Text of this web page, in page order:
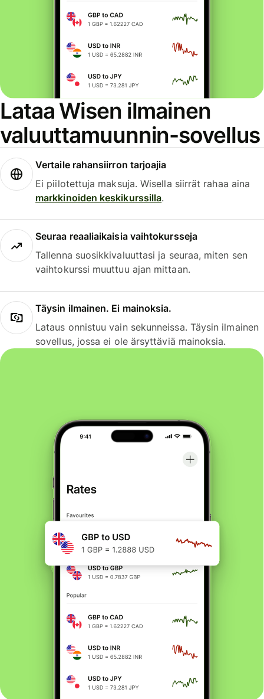
Lataa Wisen ilmainen
valuuttamuunnin-sovellus
Vertaile rahansiirron tarjoajia
Ei piilotettuja maksuja. Wisella siirrät rahaa aina
markkinoiden keskikurssilla.
Seuraa reaaliaikaisia vaihtokursseja
Tallenna suosikkivaluuttasi ja seuraa, miten sen
vaihtokurssi muuttuu ajan mittaan.
Täysin ilmainen. Ei mainoksia.
Lataus onnistuu vain sekunneissa. Täysin ilmainen
sovellus, jossa ei ole ärsyttäviä mainoksia.